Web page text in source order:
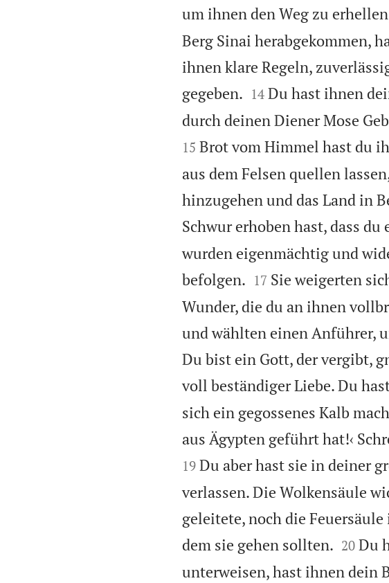
um ihnen den Weg zu
Berg Sinai herabgekommen,
ihnen klare Regeln,
gegeben.
14 Du hast ihnen
durch deinen Diener Mose
15 Brot vom Himmel hast du
aus dem Felsen quellen
hinzugehen und das Land in
Schwur erhoben hast, dass
wurden eigenmächtig und
befolgen.
17 Sie weigerten
Wunder, die du an ihnen
und wählten einen Anführer,
Du bist ein Gott, der vergibt,
voll beständiger Liebe. Du
sich ein gegossenes Kalb
aus Ägypten geführt hat!‹
19 Du aber hast sie in deiner
verlassen. Die Wolkensäule
geleitete, noch die
dem sie gehen sollten.
20 Du
unterweisen, hast ihnen dein